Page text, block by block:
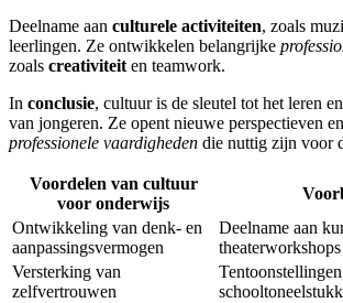
Deelname aan culturele activiteiten, zoals
leerlingen. Ze ontwikkelen belangrijke
zoals creativiteit en teamwork.
In conclusie, cultuur is de sleutel tot het leren
van jongeren. Ze opent nieuwe perspectieven
professionele vaardigheden die nuttig zijn voor
Voordelen van cultuur
voor onderwijs
Ontwikkeling van denk- en
aanpassingsvermogen
Deelname aan
theaterworkshops
Versterking van
zelfvertrouwen